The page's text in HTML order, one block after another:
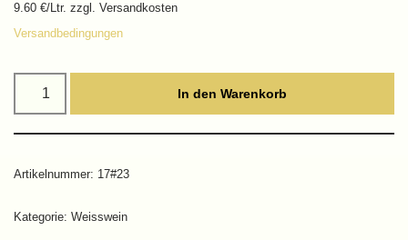
9.60 €/Ltr. zzgl. Versandkosten
Versandbedingungen
In den Warenkorb
Artikelnummer: 17#23
Kategorie: Weisswein